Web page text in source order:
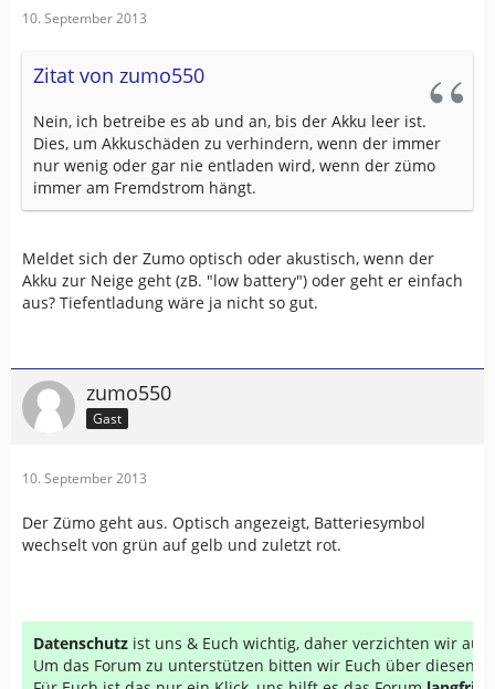
10. September 2013
Zitat von zumo550
Nein, ich betreibe es ab und an, bis der Akku leer ist.
Dies, um Akkuschäden zu verhindern, wenn der immer
nur wenig oder gar nie entladen wird, wenn der zümo
immer am Fremdstrom hängt.
Meldet sich der Zumo optisch oder akustisch, wenn der
Akku zur Neige geht (zB. "low battery") oder geht er einfach
aus? Tiefentladung wäre ja nicht so gut.
zumo550
Gast
10. September 2013
Der Zümo geht aus. Optisch angezeigt, Batteriesymbol
wechselt von grün auf gelb und zuletzt rot.
Datenschutz ist uns & Euch wichtig, daher verzichten wir auf
Um das Forum zu unterstützen bitten wir Euch über diesen